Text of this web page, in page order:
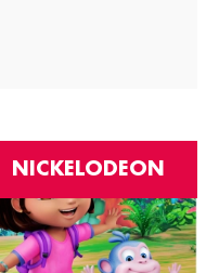
NICKELODEON